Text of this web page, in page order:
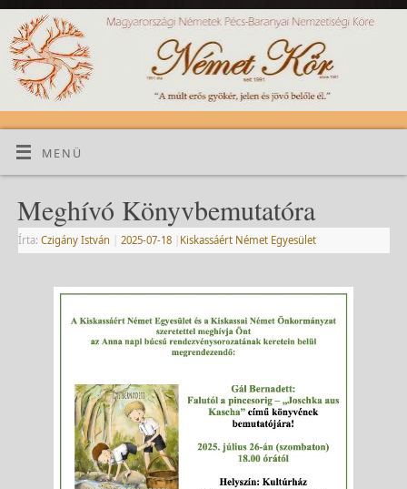
MENÜ
Meghívó Könyvbemutatóra
Írta: Czigány István 2025-07-18 Kiskassáért Német Egyesület